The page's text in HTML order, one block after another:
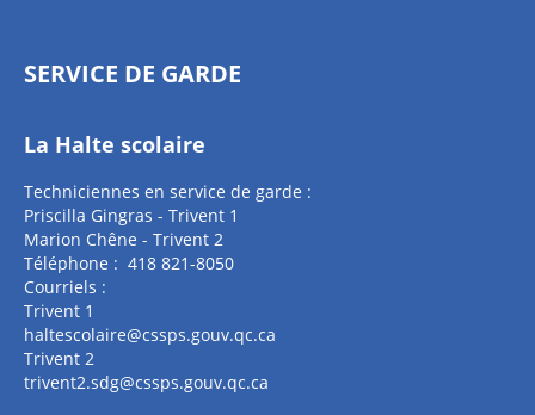
SERVICE DE GARDE
La Halte scolaire
Techniciennes en service de garde :
Priscilla Gingras - Trivent 1
Marion Chêne - Trivent 2
Téléphone : 418 821-8050
Courriels :
Trivent 1
haltescolaire@cssps.gouv.qc.ca
Trivent 2
trivent2.sdg@cssps.gouv.qc.ca